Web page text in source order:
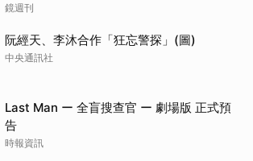
鏡週刊
阮經天、李沐合作「狂忘警探」(圖)
中央通訊社
Last Man ー 全盲搜查官 ー 劇場版 正式預
告
時報資訊